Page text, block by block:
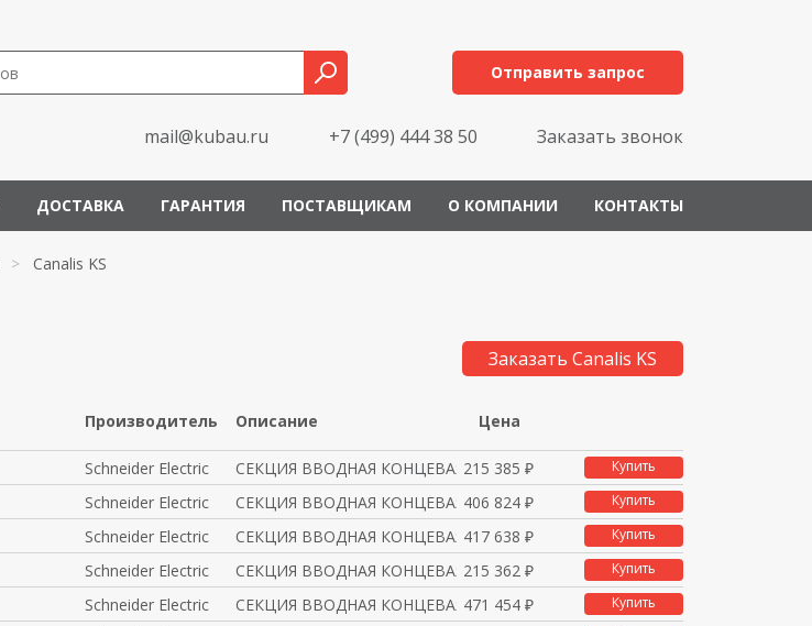
Отправить запрос
mail@kubau.ru +7 (499) 444 38 50 Заказать звонок
ДОСТАВКА ГАРАНТИЯ ПОСТАВЩИКАМ О КОМПАНИИ КОНТАКТЫ
> Canalis KS
Заказать Canalis KS
Производитель Описание Цена
Schneider Electric СЕКЦИЯ ВВОДНАЯ КОНЦЕВАЯ 1000А
215 385 ₽ Купить
Schneider Electric СЕКЦИЯ ВВОДНАЯ КОНЦЕВАЯ 1000А
406 824 ₽ Купить
Schneider Electric СЕКЦИЯ ВВОДНАЯ КОНЦЕВАЯ 1000А
417 638 ₽ Купить
Schneider Electric СЕКЦИЯ ВВОДНАЯ КОНЦЕВАЯ 1000А
215 362 ₽ Купить
Schneider Electric СЕКЦИЯ ВВОДНАЯ КОНЦЕВАЯ 1000А
471 454 ₽ Купить